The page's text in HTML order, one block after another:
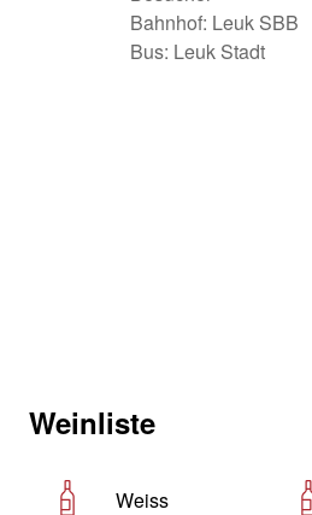
Bahnhof: Leuk SBB
Bus: Leuk Stadt
Weinliste
Weiss